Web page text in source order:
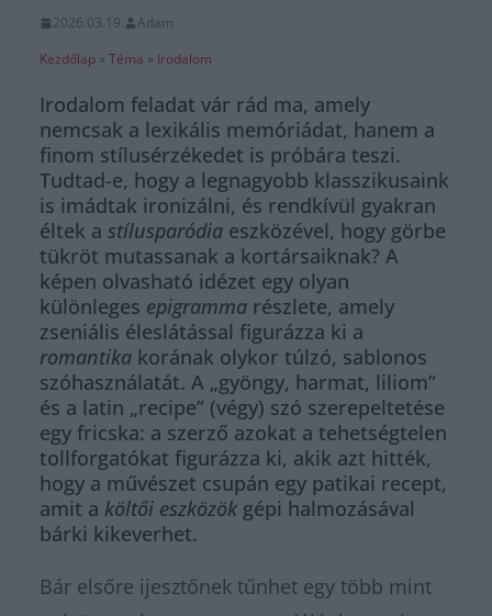
2026.03.19.
Adam
Kezdőlap » Téma » Irodalom
Irodalom feladat vár rád ma, amely
nemcsak a lexikális memóriádat, hanem a
finom stílusérzékedet is próbára teszi.
Tudtad-e, hogy a legnagyobb klasszikusaink
is imádtak ironizálni, és rendkívül gyakran
éltek a stílusparódia eszközével, hogy görbe
tükröt mutassanak a kortársaiknak? A
képen olvasható idézet egy olyan
különleges epigramma részlete, amely
zseniális éleslátással figurázza ki a
romantika korának olykor túlzó, sablonos
szóhasználatát. A „gyöngy, harmat, liliom”
és a latin „recipe” (végy) szó szerepeltetése
egy fricska: a szerző azokat a tehetségtelen
tollforgatókat figurázza ki, akik azt hitték,
hogy a művészet csupán egy patikai recept,
amit a költői eszközök gépi halmozásával
bárki kikeverhet.
Bár elsőre ijesztőnek tűnhet egy több mint